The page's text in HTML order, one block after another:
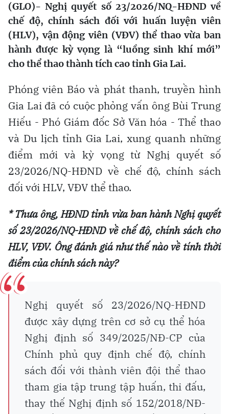
(GLO)- Nghị quyết số 23/2026/NQ-HĐND về
chế độ, chính sách đối với huấn luyện viên
(HLV), vận động viên (VĐV) thể thao vừa ban
hành được kỳ vọng là “luồng sinh khí mới”
cho thể thao thành tích cao tỉnh Gia Lai.
Phóng viên Báo và phát thanh, truyền hình
Gia Lai đã có cuộc phỏng vấn ông Bùi Trung
Hiếu - Phó Giám đốc Sở Văn hóa - Thể thao
và Du lịch tỉnh Gia Lai, xung quanh những
điểm mới và kỳ vọng từ Nghị quyết số
23/2026/NQ-HĐND về chế độ, chính sách
đối với HLV, VĐV thể thao.
* Thưa ông, HĐND tỉnh vừa ban hành Nghị quyết
số 23/2026/NQ-HĐND về chế độ, chính sách cho
HLV, VĐV. Ông đánh giá như thế nào về tính thời
điểm của chính sách này?
Nghị quyết số 23/2026/NQ-HĐND
được xây dựng trên cơ sở cụ thể hóa
Nghị định số 349/2025/NĐ-CP của
Chính phủ quy định chế độ, chính
sách đối với thành viên đội thể thao
tham gia tập trung tập huấn, thi đấu,
thay thế Nghị định số 152/2018/NĐ-